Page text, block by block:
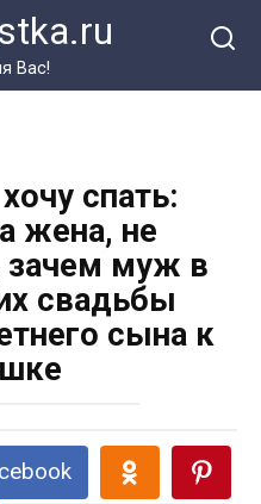
Вас!
спать:
жена, не
зачем муж в
свадьбы
сына к